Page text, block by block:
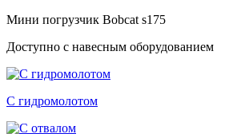
Мини погрузчик Bobcat s175
Доступно с навесным оборудованием
С гидромолотом